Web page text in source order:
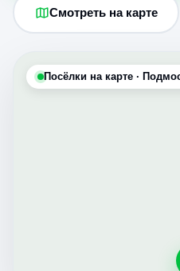
Смотреть на карте
Посёлки на карте ·